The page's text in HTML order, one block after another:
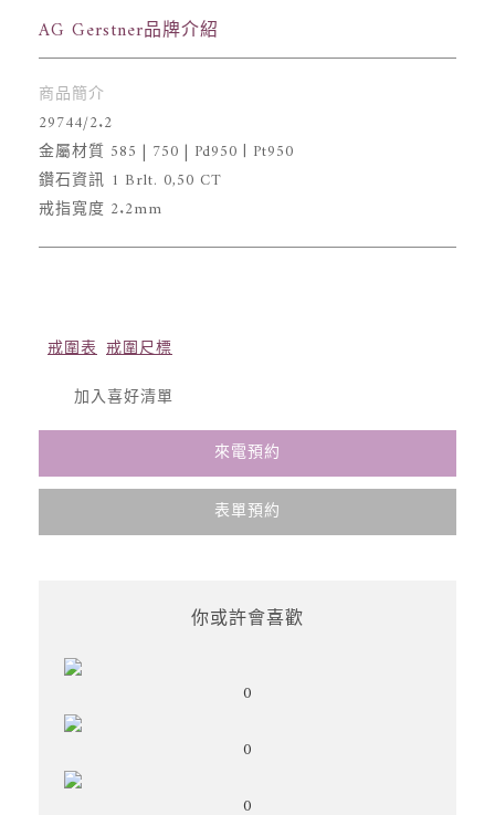
AG Gerstner品牌介紹
商品簡介
29744/2.2
金屬材質 585 | 750 | Pd950 | Pt950
鑽石資訊 1 Brlt. 0,50 CT
戒指寬度 2.2mm
戒圍表 戒圍尺標
加入喜好清單
來電預約
表單預約
你或許會喜歡
0
0
0